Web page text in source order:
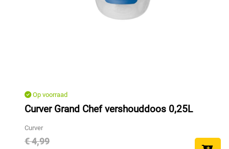
Op voorraad
Curver Grand Chef vershouddoos 0,25L
Curver
€ 4,99